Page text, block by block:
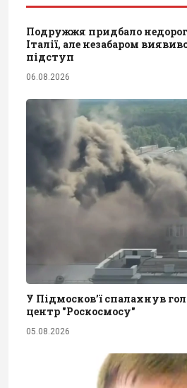
Подружжя придбало
Італії, але незабаром
підступ
06.08.2026
У Підмосков’ї спалахнув
центр "Роскосмосу"
05.08.2026